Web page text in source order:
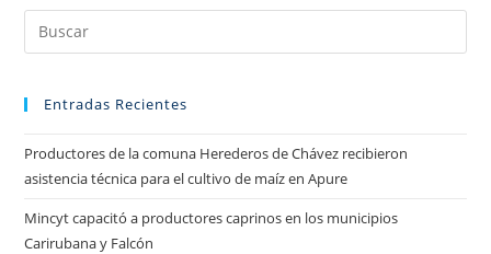
Entradas Recientes
Productores de la comuna Herederos de Chávez recibieron
asistencia técnica para el cultivo de maíz en Apure
Mincyt capacitó a productores caprinos en los municipios
Carirubana y Falcón